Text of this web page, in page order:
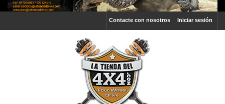
Iniciar sesión
Contacte con nosotros